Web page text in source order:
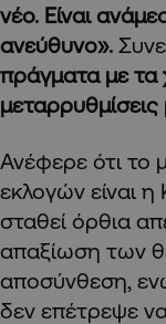
νέο. Είναι
ανεύθυνο».
πράγματα με τα
Ανέφερε ότι το
εκλογών είναι
σταθεί όρθια
απαξίωση των
αποσύνθεση,
δεν επέτρεψε